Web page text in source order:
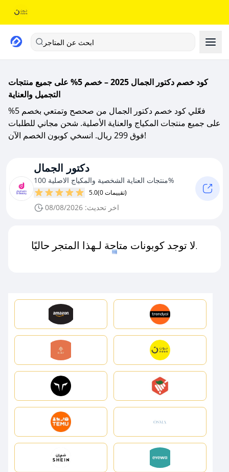
ابحث عن المتاجر
كود خصم دكتور الجمال 2025 – خصم 5% على جميع منتجات
التجميل والعناية
فعّلي كود خصم دكتور الجمال من صحصح وتمتعي بخصم 5%
على جميع منتجات المكياج والعناية الأصلية. شحن مجاني للطلبات
فوق 299 ريال. انسخي كوبون الخصم الآن!
دكتور الجمال
منتجات العناية الشخصية والمكياج الاصلية 100%
5.0 (0 تقييمات)
اخر تحديث: 08/08/2026
لا توجد كوبونات متاحة لـهذا المتجر حاليًا.